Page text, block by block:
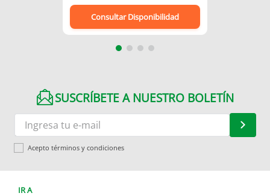
Consultar Disponibilidad
SUSCRÍBETE A NUESTRO BOLETÍN
Acepto términos y condiciones
IR A